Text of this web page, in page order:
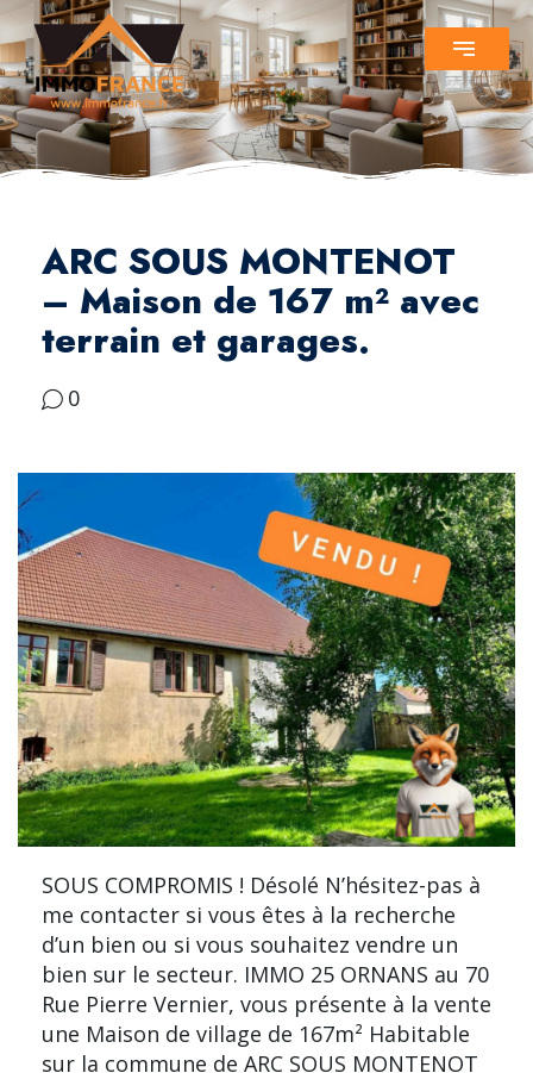
ARC SOUS MONTENOT
– Maison de 167 m² avec
terrain et garages.
0
SOUS COMPROMIS ! Désolé N’hésitez-pas à
me contacter si vous êtes à la recherche
d’un bien ou si vous souhaitez vendre un
bien sur le secteur. IMMO 25 ORNANS au 70
Rue Pierre Vernier, vous présente à la vente
une Maison de village de 167m² Habitable
sur la commune de ARC SOUS MONTENOT